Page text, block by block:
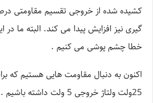
کشیده شده از خروجی تقسیم مقاومتی
گیری نیز افزایش پیدا می کند. البته ما در
خطا چشم پوشی می کنیم .
اکنون به دنبال مقاومت هایی هستیم که
25ولت ولتاژ خروجی 5 ولت